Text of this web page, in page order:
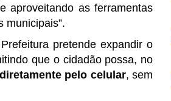
aproveitando as ferramentas
municipais”.
pretende expandir o
que o cidadão possa, no
pelo celular, sem